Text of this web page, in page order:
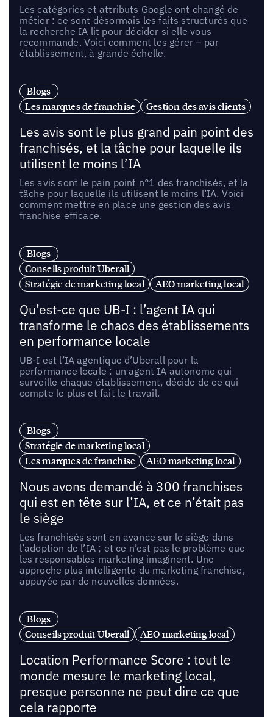
Les catégories et attributs Google ont changé de
métier : ce sont désormais les faits structurés que
la recherche IA lit pour décider si elle vous
recommande. Voici comment les gérer – par
établissement, à grande échelle.
Blogs
Les marques de franchise
Gestion des avis clients
Les avis sont le plus grand pain point des
franchisés, et la tâche pour laquelle ils
utilisent le moins l’IA
Les avis sont le pain point n°1 des franchisés, et la
tâche pour laquelle ils utilisent le moins l’IA. Voici
comment mettre en place une gestion des avis
franchise efficace.
Blogs
Conseils produit Uberall
Stratégie de marketing local
AEO marketing local
Qu’est-ce que UB-I : l’agent IA qui
transforme le chaos des établissements
en performance locale
UB-I est l’IA agentique d’Uberall pour la
performance locale : un agent IA autonome qui
surveille chaque établissement, décide de ce qui
compte le plus et fait le travail.
Blogs
Stratégie de marketing local
Les marques de franchise
AEO marketing local
Nous avons demandé à 300 franchises
qui est en tête sur l’IA, et ce n’était pas
le siège
Les franchisés sont en avance sur le siège dans
l’adoption de l’IA ; et ce n’est pas le problème que
les responsables marketing imaginent. Une
approche plus intelligente du marketing franchise,
appuyée par de nouvelles données.
Blogs
Conseils produit Uberall
AEO marketing local
Location Performance Score : tout le
monde mesure le marketing local,
presque personne ne peut dire ce que
cela rapporte